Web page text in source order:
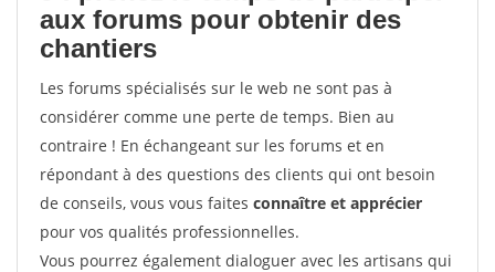
aux forums pour obtenir des
chantiers
Les forums spécialisés sur le web ne sont pas à
considérer comme une perte de temps. Bien au
contraire ! En échangeant sur les forums et en
répondant à des questions des clients qui ont besoin
de conseils, vous vous faites connaître et apprécier
pour vos qualités professionnelles.
Vous pourrez également dialoguer avec les artisans qui